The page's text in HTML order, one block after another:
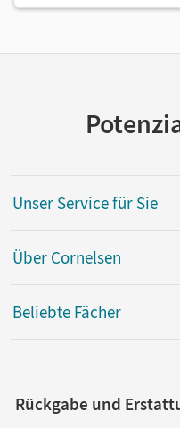
Unser Service für Sie
Über Cornelsen
Beliebte Fächer
Rückgabe und